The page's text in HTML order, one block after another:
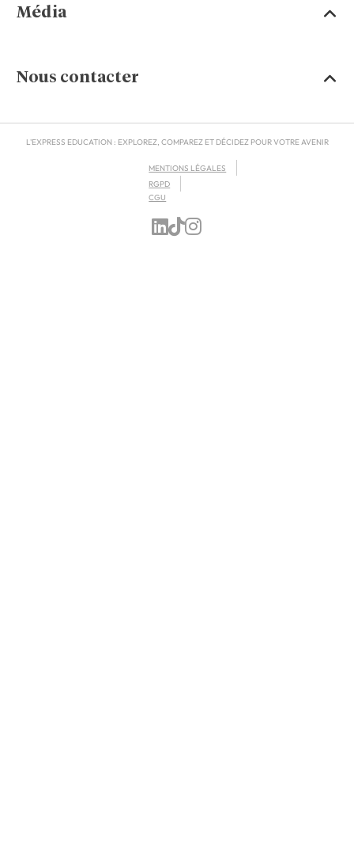
Média
Nous contacter
L'EXPRESS EDUCATION : EXPLOREZ, COMPAREZ ET DÉCIDEZ POUR VOTRE AVENIR
MENTIONS LÉGALES
RGPD
CGU